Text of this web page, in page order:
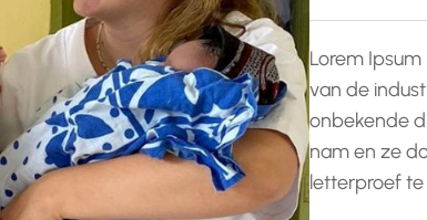
Lorem
van de
onbekende
nam en ze
letterproef te